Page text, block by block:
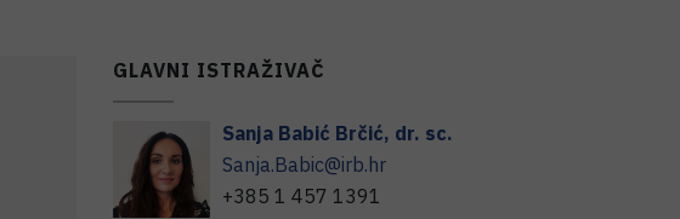
GLAVNI ISTRAŽIVAČ
Sanja Babić Brčić, dr. sc.
Sanja.Babic@irb.hr
+385 1 457 1391